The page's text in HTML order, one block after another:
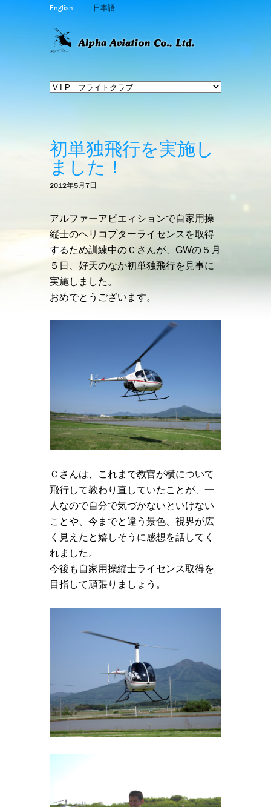
English 日本語
初単独飛行を実施し
ました！
2012年5月7日
アルファーアビエィションで自家用操
縦士のヘリコプターライセンスを取得
するため訓練中のＣさんが、GWの５月
５日、好天のなか初単独飛行を見事に
実施しました。
おめでとうございます。
Ｃさんは、これまで教官が横について
飛行して教わり直していたことが、一
人なので自分で気づかないといけない
ことや、今までと違う景色、視界が広
く見えたと嬉しそうに感想を話してく
れました。
今後も自家用操縦士ライセンス取得を
目指して頑張りましょう。